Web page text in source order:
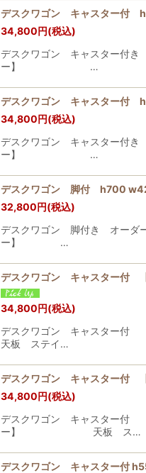
デスクワゴン キャスター付
34,800円(税込)
デスクワゴン キャスタ
ー】 …
デスクワゴン キャスター付
34,800円(税込)
デスクワゴン キャスタ
ー】 …
デスクワゴン 脚付 h700
32,800円(税込)
デスクワゴン 脚付き オ
ー】 …
デスクワゴン キャスター付
34,800円(税込)
デスクワゴン キャス
天板 ステイ…
デスクワゴン キャスター付
34,800円(税込)
デスクワゴン キャス
ー】 天板 ス…
デスクワゴン キャスター付